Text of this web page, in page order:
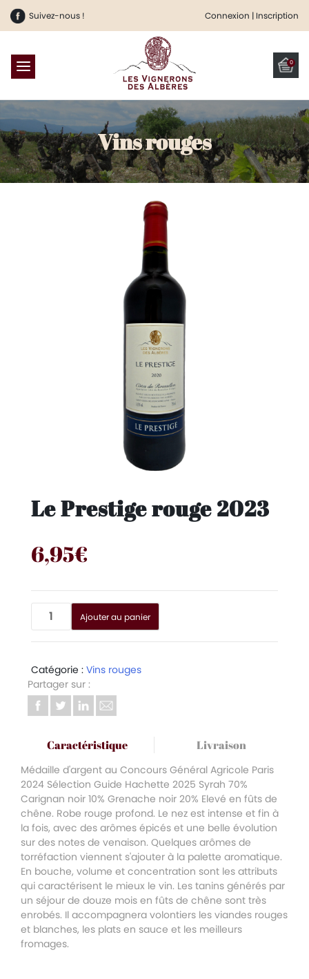
Suivez-nous ! Connexion | Inscription
0
Vins rouges
Le Prestige rouge 2023
6,95€
quantité
rouge
2023
Ajouter au panier
Alternative:
Catégorie : Vins rouges
Partager sur :
Caractéristique Livraison
Médaille d'argent au Concours Général Agricole Paris
2024 Sélection Guide Hachette 2025 Syrah 70%
Carignan noir 10% Grenache noir 20% Elevé en fûts de
chêne. Robe rouge profond. Le nez est intense et fin à
la fois, avec des arômes épicés et une belle évolution
sur des notes de venaison. Quelques arômes de
torréfaction viennent s'ajouter à la palette aromatique.
En bouche, volume et concentration sont les attributs
qui caractérisent le mieux le vin. Les tanins générés par
un séjour de douze mois en fûts de chêne sont très
enrobés. Il accompagnera volontiers les viandes rouges
et blanches, les plats en sauce et les meilleurs
fromages.